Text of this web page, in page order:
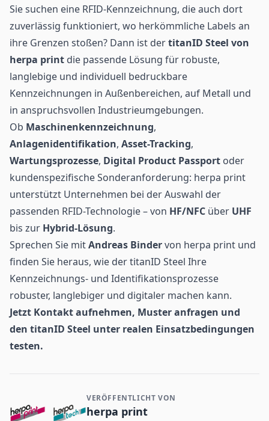
Sie suchen eine RFID-Kennzeichnung, die auch dort
zuverlässig funktioniert, wo herkömmliche Labels an
ihre Grenzen stoßen? Dann ist dertitanID Steel von
herpa print die passende Lösung für robuste,
langlebige und individuell bedruckbare
Kennzeichnungen in Außenbereichen, auf Metall und
in anspruchsvollen Industrieumgebungen.
Ob Maschinenkennzeichnung,
Anlagenidentifikation, Asset-Tracking,
Wartungsprozesse, Digital Product Passport oder
kundenspezifische Sonderanforderung: herpa print
unterstützt Unternehmen bei der Auswahl der
passenden RFID-Technologie – von HF/NFC über UHF
bis zur Hybrid-Lösung.
Sprechen Sie mitAndreas Bindervon herpa print und
finden Sie heraus, wie der titanID Steel Ihre
Kennzeichnungs- und Identifikationsprozesse
robuster, langlebiger und digitaler machen kann.
Jetzt Kontakt aufnehmen, Muster anfragen und
den titanID Steel unter realen Einsatzbedingungen
testen.
Kontakt- und Firmeninformationen
VERÖFFENTLICHT VON
herpa print